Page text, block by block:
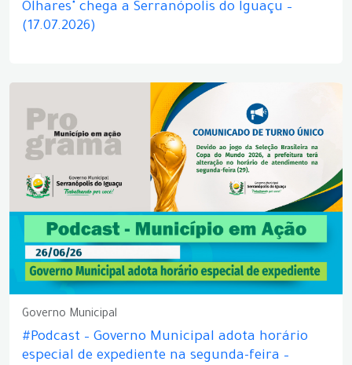
Olhares" chega a Serranópolis do Iguaçu –
(17.07.2026)
Governo Municipal
#Podcast – Governo Municipal adota horário
especial de expediente na segunda-feira –